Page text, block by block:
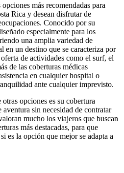
más recomendadas para
Rica y desean disfrutar de
Conocido por su
especialmente para los
una amplia variedad de
en un destino que se caracteriza por
de actividades como el surf, el
de las coberturas médicas
en cualquier hospital o
ante cualquier imprevisto.
opciones es su cobertura
sin necesidad de contratar
mucho los viajeros que buscan
más destacadas, para que
es la opción que mejor se adapta a